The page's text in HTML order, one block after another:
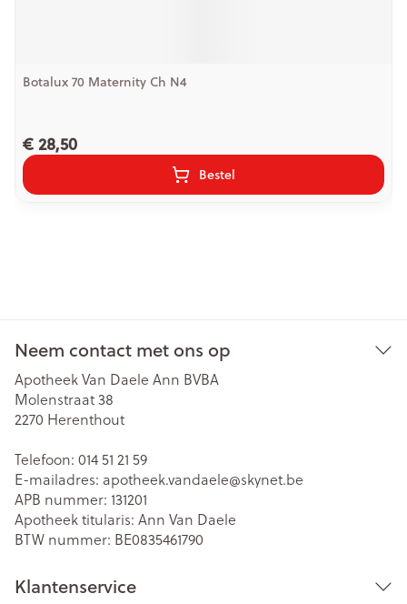
Botalux 70 Maternity Ch N4
€ 28,50
Bestel
Neem contact met ons op
Apotheek Van Daele Ann BVBA
Molenstraat 38
2270 Herenthout
Telefoon: 014 51 21 59
E-mailadres: apotheek.vandaele@skynet.be
APB nummer: 131201
Apotheek titularis: Ann Van Daele
BTW nummer: BE0835461790
Klantenservice